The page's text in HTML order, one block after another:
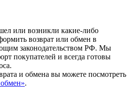
или возникли какие-либо
возврат или обмен в
законодательством РФ. Мы
покупателей и всегда готовы
и обмена вы можете посмотреть
.